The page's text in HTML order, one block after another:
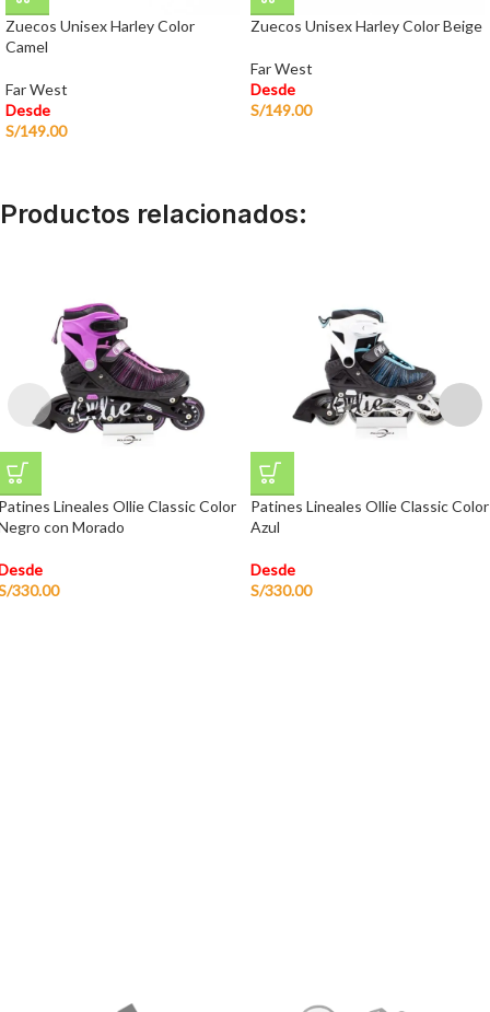
Zuecos Unisex Harley Color
Camel
Far West
Desde
S/149.00
Zuecos Unisex Harley Color Beige
Far West
Desde
S/149.00
Productos relacionados:
Lineales Ollie Classic Color
con Morado
330.00
Patines Lineales Ollie Classic Color
Azul
Desde
S/330.00